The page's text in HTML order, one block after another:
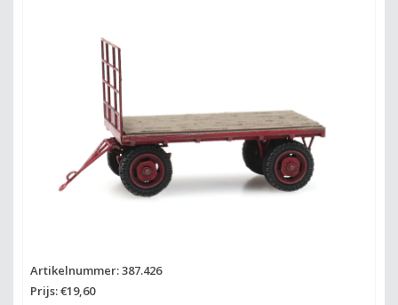
Artikelnummer: 387.426
Prijs: €19,60